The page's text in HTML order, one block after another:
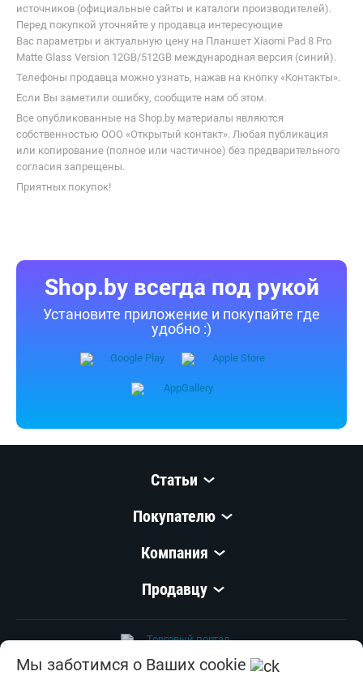
источников (официальные сайты и каталоги производителей).
Перед покупкой уточняйте у продавца интересующие
Вас параметры и актуальную цену на Планшет Xiaomi Pad 8 Pro
Matte Glass Version 12GB/512GB международная версия (синий).
Телефоны продавца можно узнать, нажав на кнопку «Контакты».
Если Вы заметили ошибку, сообщите нам об этом.
Все опубликованные на Shop.by материалы являются
собственностью ООО «Открытый контакт». Любая публикация
или копирование (полное или частичное) без предварительного
согласия запрещены.
Приятных покупок!
Shop.by всегда под рукой
Установите приложение и покупайте где
удобно :)
Статьи
Покупателю
Компания
Продавцу
Мы заботимся о Ваших cookie